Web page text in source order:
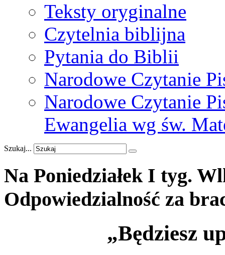
Teksty oryginalne
Czytelnia biblijna
Pytania do Biblii
Narodowe Czytanie
Narodowe Czytanie
Ewangelia wg św.
Szukaj...
Na Poniedziałek I tyg.
Odpowiedzialność za
„Będziesz